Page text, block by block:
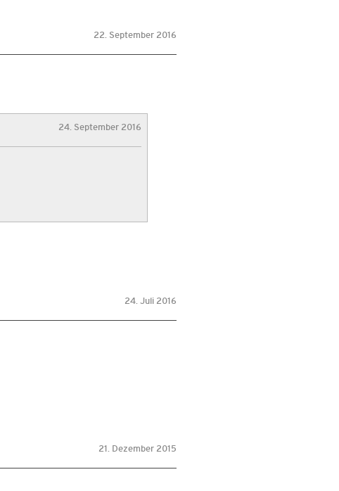
22. September 2016
24. September 2016
24. Juli 2016
21. Dezember 2015